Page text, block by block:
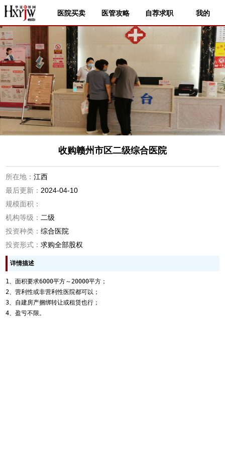
医院买卖 医管攻略 自荐求职 我的
收购赣州市区二级综合医院
所在地：江西
最后更新： 2024-04-10
规模面积：
机构等级： 二级
投资种类：综合医院
投资形式：求购全部股权
详情描述
1、面积要求6000平方～20000平方；
2、营利性或非营利性医院都可以；
3、自建房产捆绑转让或租赁也行；
4、盈亏不限。